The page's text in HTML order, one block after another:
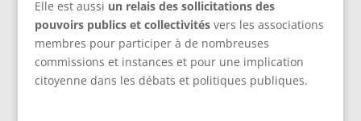
Elle est aussi un relais des sollicitations des
pouvoirs publics et collectivitésvers les associations
membres pour participer à de nombreuses
commissions et instances et pour une implication
citoyenne dans les débats et politiques publiques.